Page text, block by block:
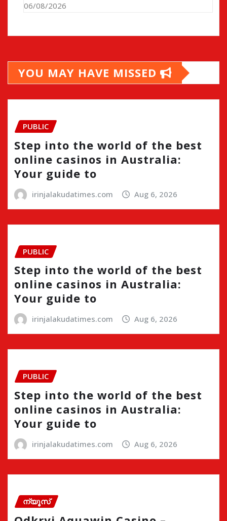
06/08/2026
YOU MAY HAVE MISSED
PUBLIC
Step into the world of the best
online casinos in Australia:
Your guide to
irinjalakudatimes.com Aug 6, 2026
PUBLIC
Step into the world of the best
online casinos in Australia:
Your guide to
irinjalakudatimes.com Aug 6, 2026
PUBLIC
Step into the world of the best
online casinos in Australia:
Your guide to
irinjalakudatimes.com Aug 6, 2026
ന്യൂസ്